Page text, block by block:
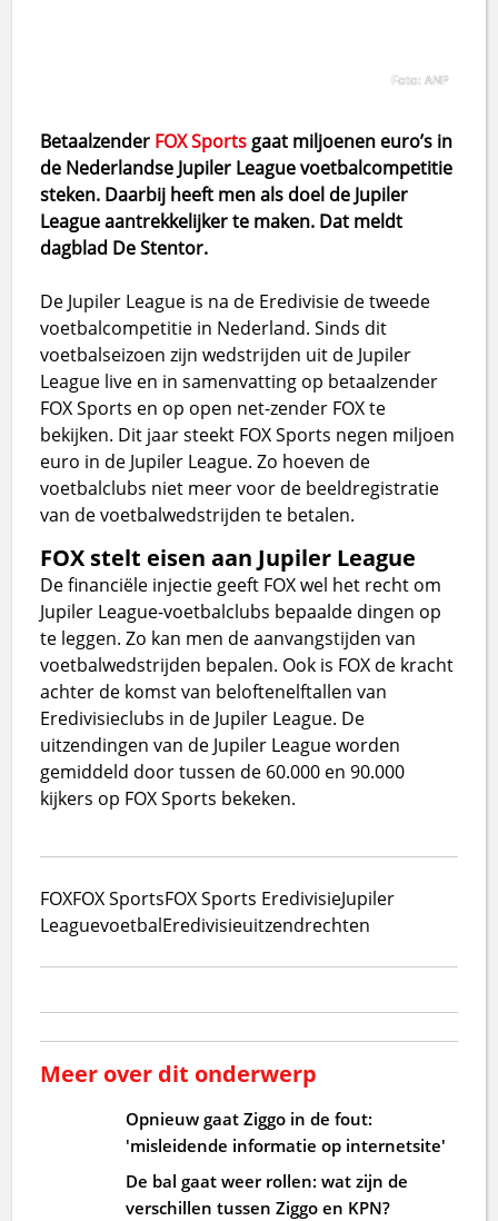
Foto: ANP
Betaalzender FOX Sports gaat miljoenen euro’s in
de Nederlandse Jupiler League voetbalcompetitie
steken. Daarbij heeft men als doel de Jupiler
League aantrekkelijker te maken. Dat meldt
dagblad De Stentor.
De Jupiler League is na de Eredivisie de tweede
voetbalcompetitie in Nederland. Sinds dit
voetbalseizoen zijn wedstrijden uit de Jupiler
League live en in samenvatting op betaalzender
FOX Sports en op open net-zender FOX te
bekijken. Dit jaar steekt FOX Sports negen miljoen
euro in de Jupiler League. Zo hoeven de
voetbalclubs niet meer voor de beeldregistratie
van de voetbalwedstrijden te betalen.
FOX stelt eisen aan Jupiler League
De financiële injectie geeft FOX wel het recht om
Jupiler League-voetbalclubs bepaalde dingen op
te leggen. Zo kan men de aanvangstijden van
voetbalwedstrijden bepalen. Ook is FOX de kracht
achter de komst van beloftenelftallen van
Eredivisieclubs in de Jupiler League. De
uitzendingen van de Jupiler League worden
gemiddeld door tussen de 60.000 en 90.000
kijkers op FOX Sports bekeken.
FOXFOX SportsFOX Sports EredivisieJupiler
LeaguevoetbalEredivisieuitzendrechten
Meer over dit onderwerp
Opnieuw gaat Ziggo in de fout:
'misleidende informatie op internetsite'
De bal gaat weer rollen: wat zijn de
verschillen tussen Ziggo en KPN?